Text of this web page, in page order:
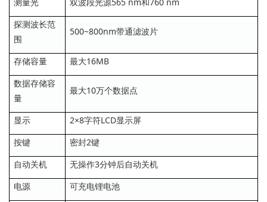
测量光
双波段光源565 nm和760 nm
探测波长范
围
500~800nm带通滤波片
存储容量
最大16MB
数据存储容
量
最大10万个数据点
显示
2×8字符LCD显示屏
按键
密封2键
自动关机
无操作3分钟后自动关机
电源
可充电锂电池